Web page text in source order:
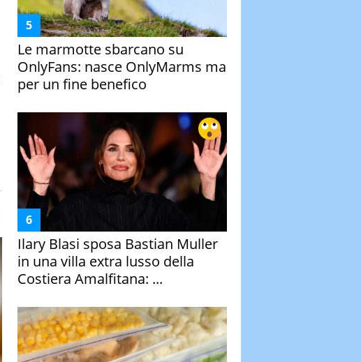
Le marmotte sbarcano su
OnlyFans: nasce OnlyMarms ma
per un fine benefico
Ilary Blasi sposa Bastian Muller
in una villa extra lusso della
Costiera Amalfitana: ...